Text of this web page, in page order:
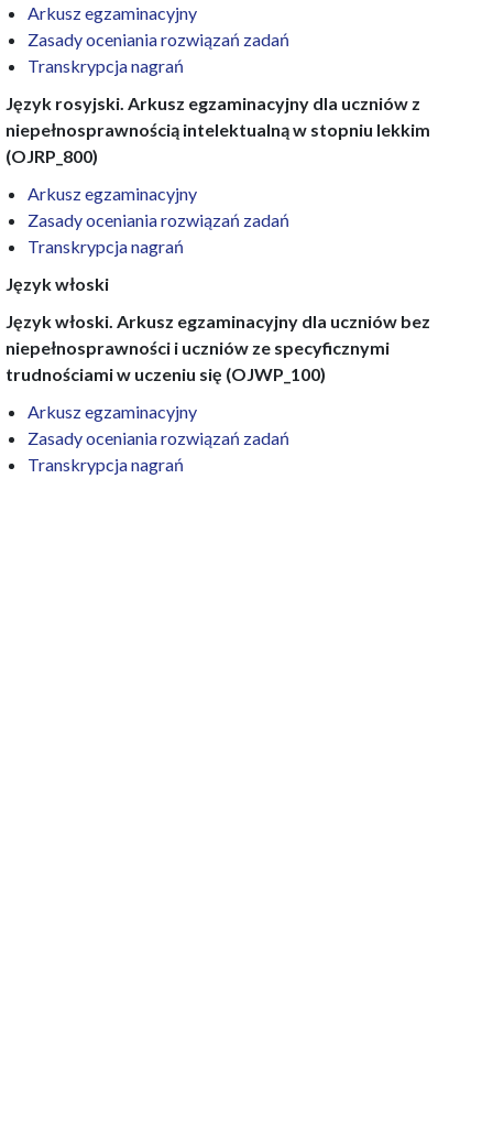
Arkusz egzaminacyjny
Zasady oceniania rozwiązań zadań
Transkrypcja nagrań
Język rosyjski. Arkusz egzaminacyjny dla uczniów z
niepełnosprawnością intelektualną w stopniu lekkim
(OJRP_800)
Arkusz egzaminacyjny
Zasady oceniania rozwiązań zadań
Transkrypcja nagrań
Język włoski
Język włoski. Arkusz egzaminacyjny dla uczniów bez
niepełnosprawności i uczniów ze specyficznymi
trudnościami w uczeniu się (OJWP_100)
Arkusz egzaminacyjny
Zasady oceniania rozwiązań zadań
Transkrypcja nagrań